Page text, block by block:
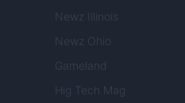
Newz Illinois
Newz Ohio
Gameland
Hig Tech Mag